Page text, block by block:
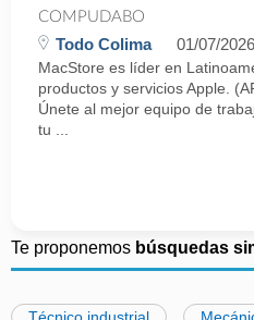
COMPUDABO
Todo Colima 01/07/2026
MacStore es líder en
productos y servicios Apple.
Únete al mejor equipo de
tu ...
Te proponemos búsquedas